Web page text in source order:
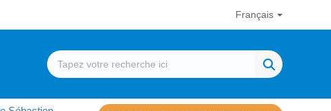
Français